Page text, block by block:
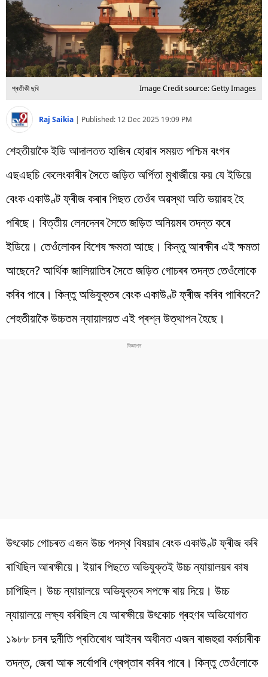
প্ৰতীকী ছবি Image Credit source: Getty Images
Raj Saikia | Published: 12 Dec 2025 19:09 PM
শেহতীয়াকৈ ইডি আদালতত হাজিৰ হোৱাৰ সময়ত পশ্চিম বংগৰ
এছএছচি কেলেংকাৰীৰ সৈতে জড়িত অৰ্পিতা মুখাৰ্জীয়ে কয় যে ইডিয়ে
বেংক একাউণ্ট ফ্ৰীজ কৰাৰ পিছত তেওঁৰ অৱস্থা অতি ভয়াৱহ হৈ
পৰিছে। বিত্তীয় লেনদেনৰ সৈতে জড়িত অনিয়মৰ তদন্ত কৰে
ইডিয়ে। তেওঁলোকৰ বিশেষ ক্ষমতা আছে। কিন্তু আৰক্ষীৰ এই ক্ষমতা
আছেনে? আৰ্থিক জালিয়াতিৰ সৈতে জড়িত গোচৰৰ তদন্ত তেওঁলোকে
কৰিব পাৰে। কিন্তু অভিযুক্তৰ বেংক একাউণ্ট ফ্ৰীজ কৰিব পাৰিবনে?
শেহতীয়াকৈ উচ্চতম ন্যায়ালয়ত এই প্ৰশ্ন উত্থাপন হৈছে।
উৎকোচ গোচৰত এজন উচ্চ পদস্থ বিষয়াৰ বেংক একাউণ্ট ফ্ৰীজ কৰি
ৰাখিছিল আৰক্ষীয়ে। ইয়াৰ পিছতে অভিযুক্তই উচ্চ ন্যায়ালয়ৰ কাষ
চাপিছিল। উচ্চ ন্যায়ালয়ে অভিযুক্তৰ সপক্ষে ৰায় দিয়ে। উচ্চ
ন্যায়ালয়ে লক্ষ্য কৰিছিল যে আৰক্ষীয়ে উৎকোচ গ্ৰহণৰ অভিযোগত
১৯৮৮ চনৰ দুৰ্নীতি প্ৰতিৰোধ আইনৰ অধীনত এজন ৰাজহুৱা কৰ্মচাৰীক
তদন্ত, জেৰা আৰু সৰ্বোপৰি গ্ৰেপ্তাৰ কৰিব পাৰে। কিন্তু তেওঁলোকে